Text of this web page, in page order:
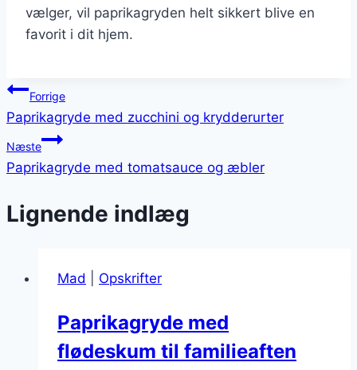
vælger, vil paprikagryden helt sikkert blive en
favorit i dit hjem.
Indlægsnavigation
Forrige
Paprikagryde med zucchini og krydderurter
Næste
Paprikagryde med tomatsauce og æbler
Lignende indlæg
Mad Opskrifter
Paprikagryde med
flødeskum til familieaften